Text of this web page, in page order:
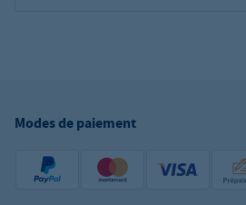
Modes de paiement